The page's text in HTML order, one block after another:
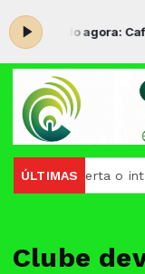
Tocando agora:
ÚLTIMAS
desperta o interesse
Clube